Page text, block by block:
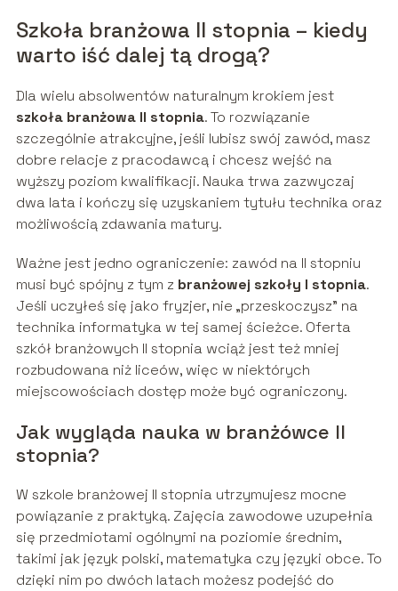
Szkoła branżowa II stopnia – kiedy
warto iść dalej tą drogą?
Dla wielu absolwentów naturalnym krokiem jest
szkoła branżowa II stopnia. To rozwiązanie
szczególnie atrakcyjne, jeśli lubisz swój zawód, masz
dobre relacje z pracodawcą i chcesz wejść na
wyższy poziom kwalifikacji. Nauka trwa zazwyczaj
dwa lata i kończy się uzyskaniem tytułu technika oraz
możliwością zdawania matury.
Ważne jest jedno ograniczenie: zawód na II stopniu
musi być spójny z tym z branżowej szkoły I stopnia.
Jeśli uczyłeś się jako fryzjer, nie „przeskoczysz” na
technika informatyka w tej samej ścieżce. Oferta
szkół branżowych II stopnia wciąż jest też mniej
rozbudowana niż liceów, więc w niektórych
miejscowościach dostęp może być ograniczony.
Jak wygląda nauka w branżówce II
stopnia?
W szkole branżowej II stopnia utrzymujesz mocne
powiązanie z praktyką. Zajęcia zawodowe uzupełnia
się przedmiotami ogólnymi na poziomie średnim,
takimi jak język polski, matematyka czy języki obce. To
dzięki nim po dwóch latach możesz podejść do